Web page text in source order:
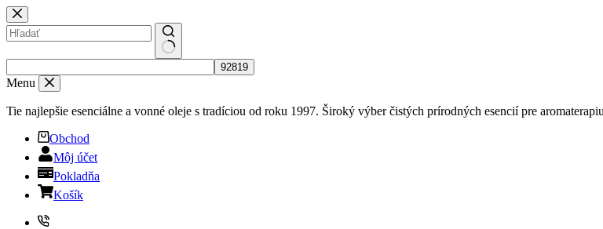
Skip
to
content
results
Menu
Tie najlepšie esenciálne a vonné oleje s tradíciou od roku 1997. Široký výber čistých prírodných esencií pre
Obchod
Môj účet
Pokladňa
Košík